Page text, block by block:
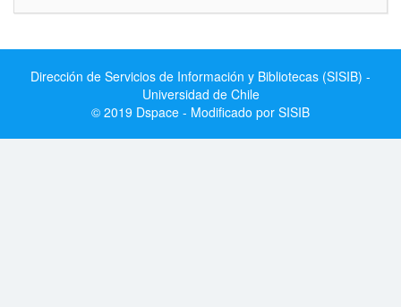
Dirección de Servicios de Información y Bibliotecas (SISIB) -
Universidad de Chile
© 2019 Dspace - Modificado por SISIB